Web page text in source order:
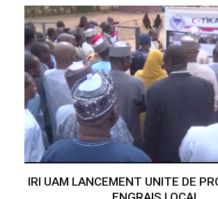
IRI UAM LANCEMENT UNITE DE